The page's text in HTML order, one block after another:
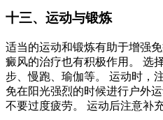
十三、运动与锻炼
适当的运动和锻炼有助于增强
癜风的治疗也有积极作用。 选
步、慢跑、瑜伽等。 运动时，
免在阳光强烈的时候进行户外
不要过度疲劳。 运动后注意补